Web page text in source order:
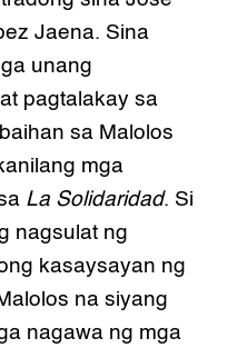
Jaena. Sina
unang
pagtalakay sa
sa Malolos
mga
La Solidaridad. Si
nagsulat ng
kasaysayan ng
na siyang
nagawa ng mga